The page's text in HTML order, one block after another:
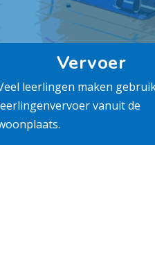
Vervoer
leerlingen maken
vanuit de